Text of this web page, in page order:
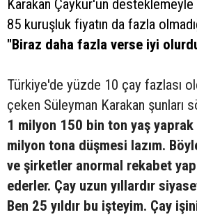
Karakan Çaykur'un
85 kuruşluk fiyatın da fazla
"Biraz daha fazla verse iyi
Türkiye'de yüzde 10 çay fazlası
çeken Süleyman Karakan şunları
1 milyon 150 bin ton yaş yaprak
milyon tona düşmesi lazım.
ve şirketler anormal rekabet
ederler. Çay uzun yıllardır
Ben 25 yıldır bu işteyim. Çay